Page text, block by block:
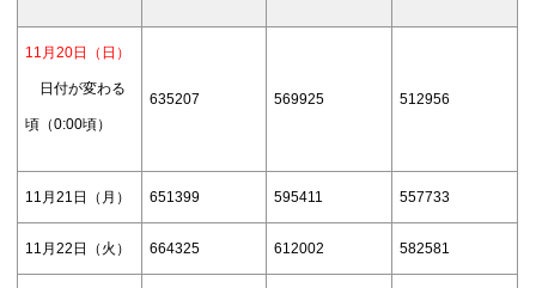
11月20日（日）
日付が変わる
頃（0:00頃）
635207 569925 512956
11月21日（月） 651399 595411 557733
11月22日（火） 664325 612002 582581